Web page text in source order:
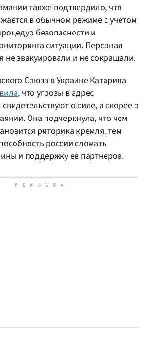
также подтвердило, что
в обычном режиме с учетом
безопасности и
ситуации. Персонал
не эвакуировали и не сокращали.
Союза в Украине Катарина
, что угрозы в адрес
о силе, а скорее о
Она подчеркнула, что чем
риторика кремля, тем
россии сломать
и поддержку ее партнеров.